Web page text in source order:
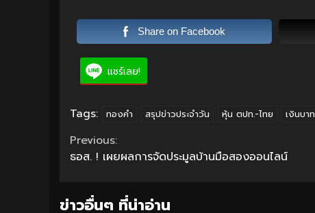
Share on Facebook
แชร์เลย!
Tags: ทองคำ สรุปข่าวประจำวัน หุ้น ตปท.-ไทย เงินบาท
Continue
Previous:
ธอส. ! เผยผลการจัดประมูลบ้านมือสองออนไลน์
ข่าวอื่นๆ ที่น่าอ่าน